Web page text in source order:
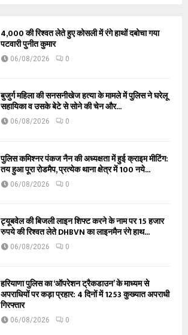
₹4,000 की रिश्वत लेते हुए कोसली में रंगे हाथों दबोचा गया
पटवारी पुनीत कुमार
06/08/2026 0
बुजुर्ग महिला की सनसनीखेज हत्या के मामले में पुलिस ने घरेलू
सहायिका व उसके बेटे से सोने की चेन और...
06/08/2026 0
पुलिस कमिश्नर पंकज नैन की अध्यक्षता में हुई क्राइम मीटिंग:
तय हुआ पूरा रोडमैप, प्रत्येक थाना क्षेत्र में 100 नये...
06/08/2026 0
ट्यूबवेल की बिजली लाइन शिफ्ट करने के नाम पर 15 हजार
रुपये की रिश्वत लेते DHBVN का लाइनमैन रंगे हाथ...
06/08/2026 0
हरियाणा पुलिस का ‘ऑपरेशन ट्रैकडाउन’ के माध्यम से
अपराधियों पर कड़ा प्रहार: 4 दिनों में 1253 कुख्यात अपराधी
गिरफ्तार
06/08/2026 0